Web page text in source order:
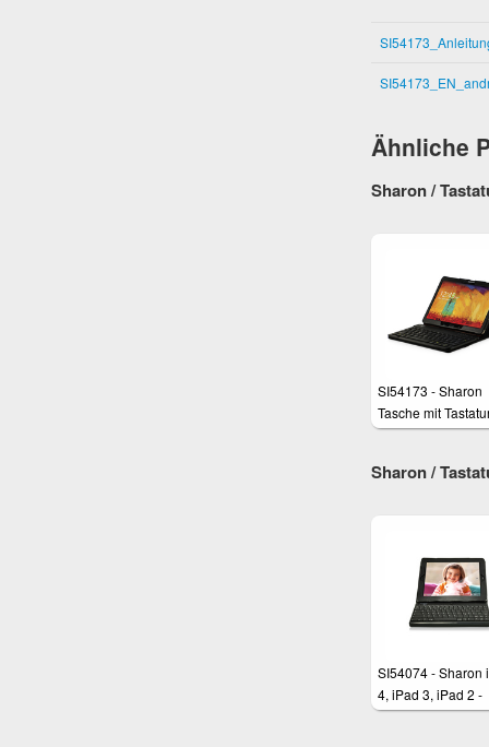
Ähnliche
Sharon /
SI54173 - Sharon
Tasche mit
Galaxy Note 10.1
Galaxy TabPRO
Sharon /
SI54074 - Sharon
4, iPad 3, iPad 2 -
ExtraSlim Tastatur